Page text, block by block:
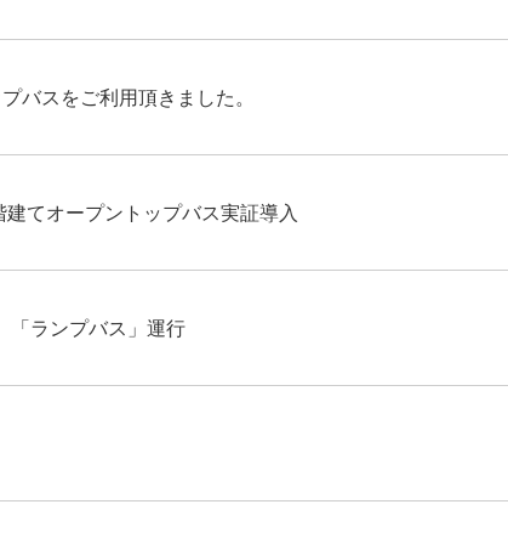
バスをご利用頂きました。
てオープントップバス実証導入
「ランプバス」運行